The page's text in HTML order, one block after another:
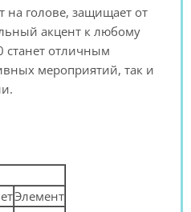
на голове, защищает от
акцент к любому
станет отличным
мероприятий, так и
Элемент